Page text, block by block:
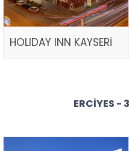
HOLIDAY INN KAYSERİ
ERCIYES -